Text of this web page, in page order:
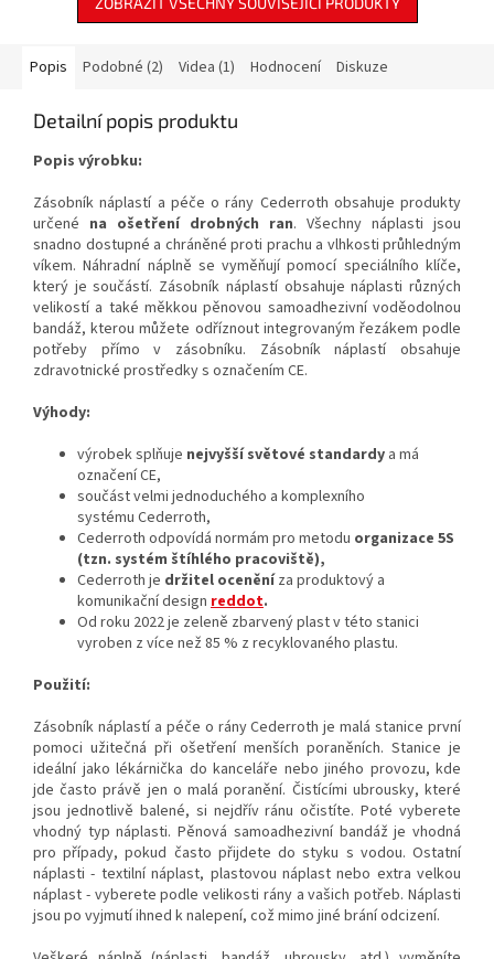
provozních kapalin v rámci
ochrany.
provozních kapalin v rámci
ochrany.
Popis Podobné (2) Videa (1) Hodnocení Diskuze
Detailní popis produktu
Popis výrobku:
Zásobník náplastí a péče o rány Cederroth obsahuje produkty
určené na ošetření drobných ran. Všechny náplasti jsou
snadno dostupné a chráněné proti prachu a vlhkosti průhledným
víkem. Náhradní náplně se vyměňují pomocí speciálního klíče,
který je součástí. Zásobník náplastí obsahuje náplasti různých
velikostí a také měkkou pěnovou samoadhezivní voděodolnou
bandáž, kterou můžete odříznout integrovaným řezákem podle
potřeby přímo v zásobníku. Zásobník náplastí obsahuje
zdravotnické prostředky s označením CE.
Výhody:
výrobek splňuje nejvyšší světové standardy a má
označení CE,
součást velmi jednoduchého a komplexního
systému Cederroth,
Cederroth odpovídá normám pro metodu organizace 5S
(tzn. systém štíhlého pracoviště),
Cederroth je držitel oceněníza produktový a
komunikační design reddot.
Od roku 2022 je zeleně zbarvený plast v této stanici
vyroben z více než 85 % z recyklovaného plastu.
Použití:
Zásobník náplastí a péče o rány Cederroth jemalá stanice první
pomoci užitečná při ošetření menších poraněních. Stanice je
ideální jako lékárnička do kanceláře nebo jiného provozu, kde
jde často právě jen o malá poranění. Čistícími ubrousky, které
jsou jednotlivě balené, si nejdřív ránu očistíte. Poté vyberete
vhodný typ náplasti.Pěnová samoadhezivní bandáž je vhodná
pro případy, pokud často přijdete do styku s vodou. Ostatní
náplasti - textilní náplast, plastovou náplast nebo extra velkou
náplast - vyberete podle velikosti rány a vašich potřeb. Náplasti
jsou po vyjmutí ihned k nalepení, což mimo jiné brání odcizení.